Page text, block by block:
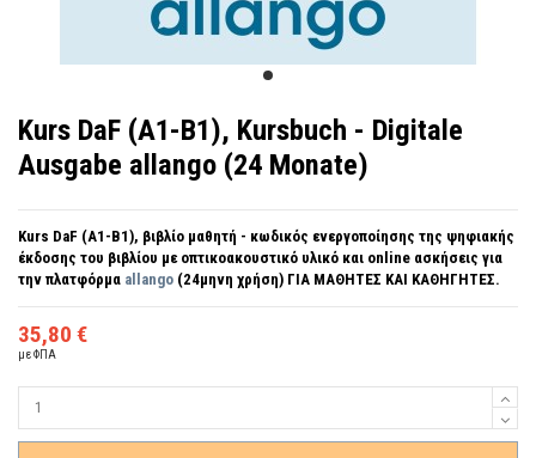
Kurs DaF (A1-B1), Kursbuch - Digitale
Ausgabe allango (24 Monate)
Kurs DaF (A1-B1), βιβλίο μαθητή - κωδικός ενεργοποίησης της ψηφιακής
έκδοσης του βιβλίου με οπτικοακουστικό υλικό και online ασκήσεις για
την πλατφόρμα allango (24μηνη χρήση) ΓΙΑ ΜΑΘΗΤΕΣ ΚΑΙ ΚΑΘΗΓΗΤΕΣ.
35,80 €
με ΦΠΑ